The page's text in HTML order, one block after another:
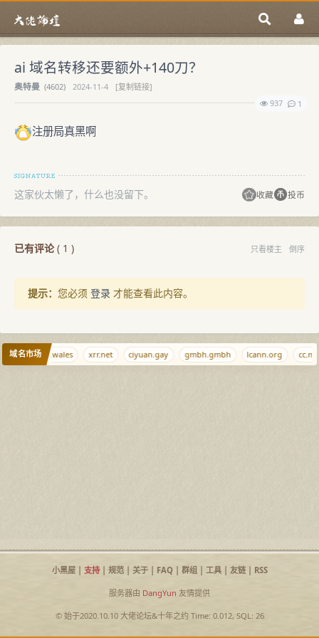
ai 域名转移还要额外+140刀？
奥特曼 (4602) 2024-11-4
[复制链接]
937
1
注册局真黑啊
这家伙太懒了，什么也没留下。 收藏 投币
已有评论( 1 ) 只看楼主 倒序
提示： 您必须 登录 才能查看此内容。
域名市场9.wales xrr.net ciyuan.gay gmbh.gmbh lcann.org cc.mba
小黑屋| 支持| 规范| 关于| FAQ| 群组| 工具| 友链| RSS
服务器由 DangYun 友情提供
© 始于2020.10.10 大佬论坛&十年之约Time: 0.012, SQL: 26